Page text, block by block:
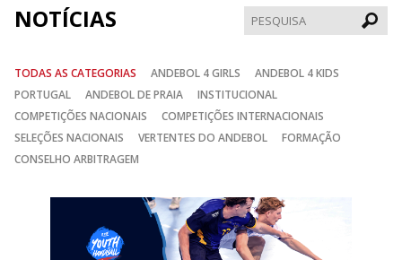
NOTÍCIAS
TODAS AS CATEGORIAS ANDEBOL 4 GIRLS
ANDEBOL 4 KIDS
PORTUGAL
ANDEBOL DE PRAIA
INSTITUCIONAL
COMPETIÇÕES NACIONAIS
COMPETIÇÕES INTERNACIONAIS
SELEÇÕES NACIONAIS
VERTENTES DO ANDEBOL
FORMAÇÃO
CONSELHO ARBITRAGEM